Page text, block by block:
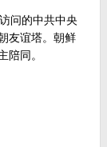
问的中共中央
友谊塔。朝鲜
陪同。